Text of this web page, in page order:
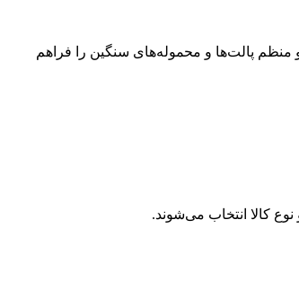
منظم پالت‌ها و محموله‌های سنگین را فراهم
کالا انتخاب می‌شوند.